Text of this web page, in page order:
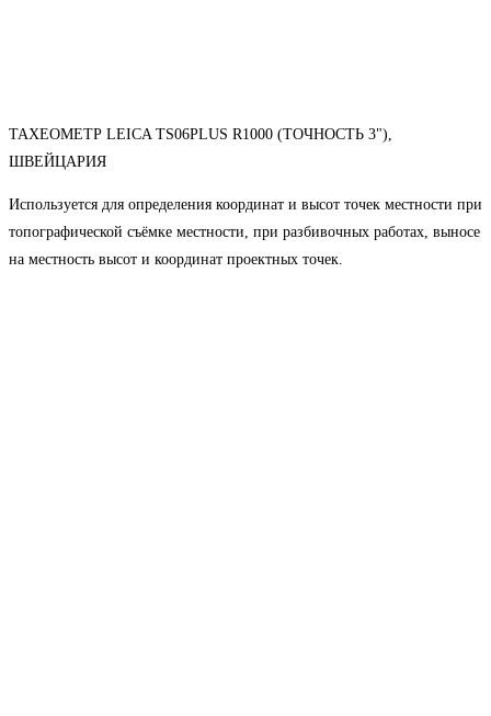
ТАХЕОМЕТР LEICA TS06PLUS R1000 (ТОЧНОСТЬ 3"),
ШВЕЙЦАРИЯ
Используется для определения координат и высот точек местности при
топографической съёмке местности, при разбивочных работах, выносе
на местность высот и координат проектных точек.